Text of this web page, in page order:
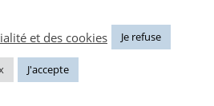
et des cookies
Je refuse
J'accepte